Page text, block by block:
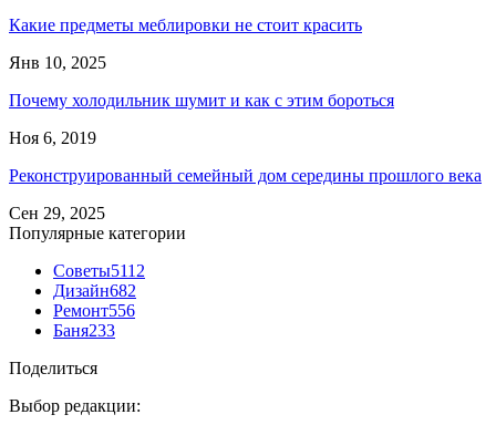
Какие предметы меблировки не стоит красить
Янв 10, 2025
Почему холодильник шумит и как с этим бороться
Ноя 6, 2019
Реконструированный семейный дом середины прошлого века
Сен 29, 2025
Популярные категории
Советы5112
Дизайн682
Ремонт556
Баня233
Поделиться
Выбор редакции: